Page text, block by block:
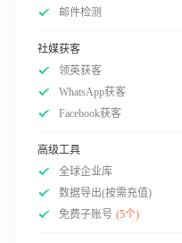
邮件检测
社媒获客
领英获客
WhatsApp获客
Facebook获客
高级工具
全球企业库
数据导出(按需充值)
免费子账号 (5个)